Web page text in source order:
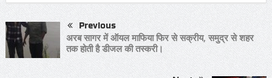
Previous
अरब सागर में ऑयल माफिया फिर से सक्रीय, समुद्र से शहर
तक होती है डीजल की तस्करी।